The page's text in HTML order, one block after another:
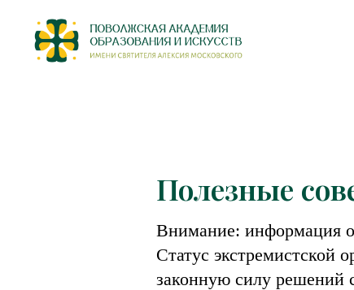
Полезные
Внимание: информация о
Статус экстремистской
законную силу решений